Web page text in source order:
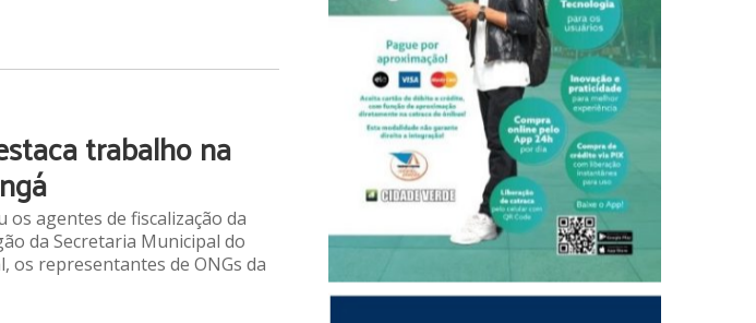
trabalho na
agentes de fiscalização da
da Secretaria Municipal do
os representantes de ONGs da